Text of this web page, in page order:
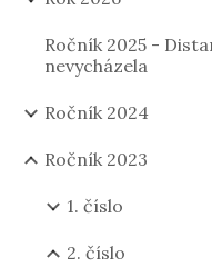
Ročník 2025 -
nevycházela
Ročník 2024
Ročník 2023
1. číslo
2. číslo